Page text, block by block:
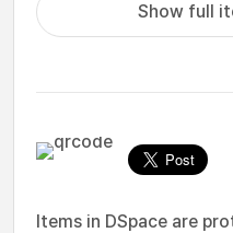
Show full
Items in DSpace are